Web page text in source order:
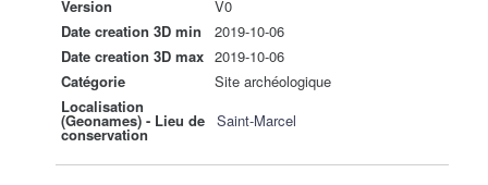
Version
V0
Date creation 3D min
2019-10-06
Date creation 3D max 2019-10-06
Catégorie
Site archéologique
Localisation
(Geonames) - Lieu de
conservation
Saint-Marcel